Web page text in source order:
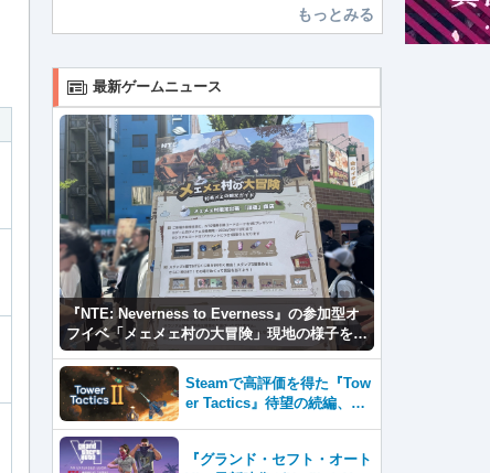
もっとみる
最新ゲームニュース
『NTE: Neverness to Everness』の参加型オ
フイベ「メェメェ村の大冒険」現地の様子をレ
ポ！ミニゲームやコスプレイヤー撮影など盛り
だくさん！
Steamで高評価を得た『Tow
er Tactics』待望の続編、『T
『グランド・セフト・オート